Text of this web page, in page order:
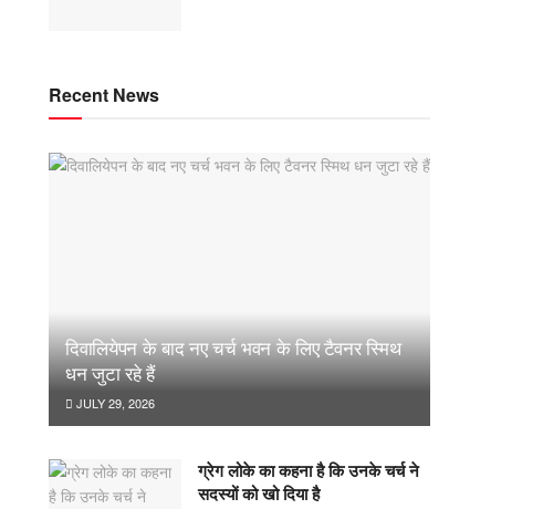
Recent News
दिवालियेपन के बाद नए चर्च भवन के लिए टैवनर स्मिथ
धन जुटा रहे हैं
JULY 29, 2026
ग्रेग लोके का कहना है कि उनके चर्च ने
सदस्यों को खो दिया है